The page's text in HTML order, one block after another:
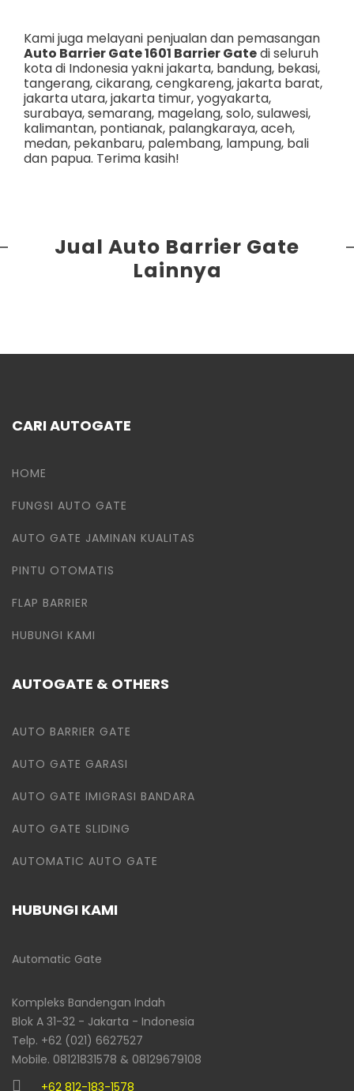
Kami juga melayani penjualan dan pemasangan
Auto Barrier Gate 1601 Barrier Gatedi seluruh
kota di Indonesia yaknijakarta, bandung, bekasi,
tangerang,cikarang,cengkareng,jakarta barat,
jakarta utara,jakarta timur,yogyakarta,
surabaya,semarang, magelang,solo,sulawesi,
kalimantan, pontianak, palangkaraya,aceh,
medan, pekanbaru, palembang, lampung, bali
dan papua. Terima kasih!
Jual Auto Barrier Gate
Lainnya
CARI AUTOGATE
HOME
FUNGSI AUTO GATE
AUTO GATE JAMINAN KUALITAS
PINTU OTOMATIS
FLAP BARRIER
HUBUNGI KAMI
AUTOGATE & OTHERS
AUTO BARRIER GATE
AUTO GATE GARASI
AUTO GATE IMIGRASI BANDARA
AUTO GATE SLIDING
AUTOMATIC AUTO GATE
HUBUNGI KAMI
Automatic Gate
Kompleks Bandengan Indah
Blok A 31-32 - Jakarta - Indonesia
Telp. +62 (021) 6627527
Mobile. 08121831578 & 08129679108
+62 812-183-1578